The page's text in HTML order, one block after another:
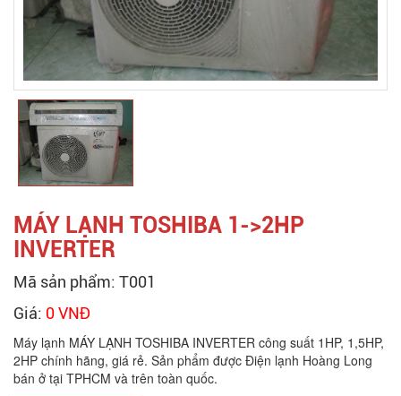
MÁY LẠNH TOSHIBA 1->2HP
INVERTER
Mã sản phẩm: T001
Giá: 0 VNĐ
Máy lạnh MÁY LẠNH TOSHIBA INVERTER công suất 1HP, 1,5HP,
2HP chính hãng, giá rẻ. Sản phẩm được Điện lạnh Hoàng Long
bán ở tại TPHCM và trên toàn quốc.